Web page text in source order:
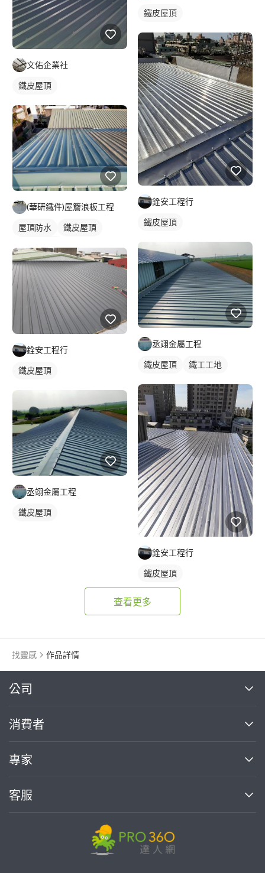
文佑企業社
鐵皮屋頂
(華研鐵件)屋簷浪板工程
屋頂防水
鐵皮屋頂
銓安工程行
鐵皮屋頂
丞翊金屬工程
鐵皮屋頂
鐵皮屋頂
銓安工程行
鐵皮屋頂
丞翊金屬工程
鐵皮屋頂 鐵工工地
銓安工程行
鐵皮屋頂
查看更多
找靈感 作品詳情
公司
關於我們
部落格
加入我們
消費者
買服務
熱門服務
專家
案件中心
客服
繼續完成